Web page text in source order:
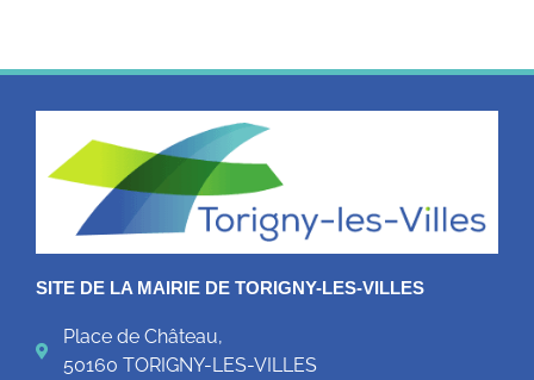
SITE DE LA MAIRIE DE TORIGNY-LES-VILLES
Place de Château,
50160 TORIGNY-LES-VILLES